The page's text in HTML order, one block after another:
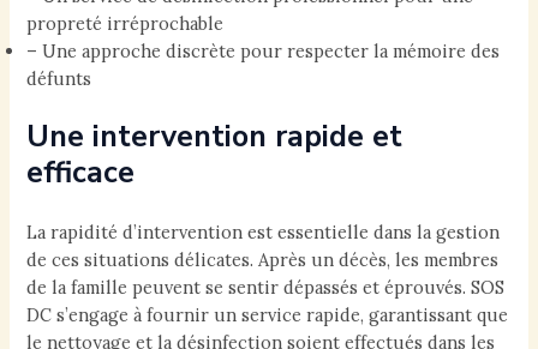
propreté irréprochable
– Une approche discrète pour respecter la mémoire des
défunts
Une intervention rapide et
efficace
La rapidité d’intervention est essentielle dans la gestion
de ces situations délicates. Après un décès, les membres
de la famille peuvent se sentir dépassés et éprouvés. SOS
DC s’engage à fournir un service rapide, garantissant que
le nettoyage et la désinfection soient effectués dans les